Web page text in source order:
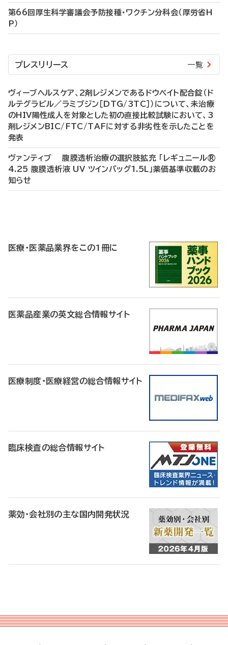
第66回厚生科学審議会予防接種・ワクチン分科会（厚労省H
P）
プレスリリース 一覧
ヴィーブヘルスケア、2剤レジメンであるドウベイト配合錠（ド
ルテグラビル／ラミブジン［DTG/3TC］）について、未治療
のHIV陽性成人を対象とした初の直接比較試験において、3
剤レジメンBIC/FTC/TAFに対する非劣性を示したことを
発表
ヴァンティブ 腹膜透析治療の選択肢拡充 「レギュニール®
4.25 腹膜透析液 UV ツインバッグ1.5L」薬価基準収載のお
知らせ
医療・医薬品業界をこの1冊に
医薬品産業の英文総合情報サイト
医療制度・医療経営の総合情報サイト
臨床検査の総合情報サイト
薬効・会社別の主な国内開発状況